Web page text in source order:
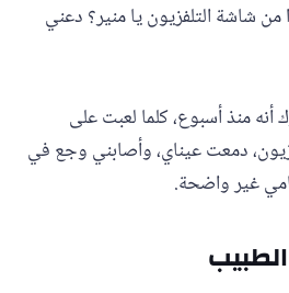
من شاشة التلفزيون يا منير؟ دعني
منذ أسبوع، كلما لعبت على
دمعت عيناي، وأصابني وجع في
غير واضحة.